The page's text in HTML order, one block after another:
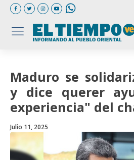
Maduro se
y dice querer
experiencia" del
Julio 11, 2025